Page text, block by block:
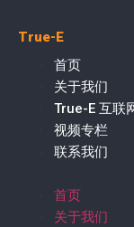
True-E
首页
关于我们
True-E 互联
视频专栏
联系我们
首页
关于我们